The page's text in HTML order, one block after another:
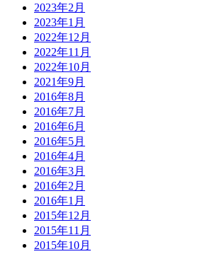
2023年2月
2023年1月
2022年12月
2022年11月
2022年10月
2021年9月
2016年8月
2016年7月
2016年6月
2016年5月
2016年4月
2016年3月
2016年2月
2016年1月
2015年12月
2015年11月
2015年10月